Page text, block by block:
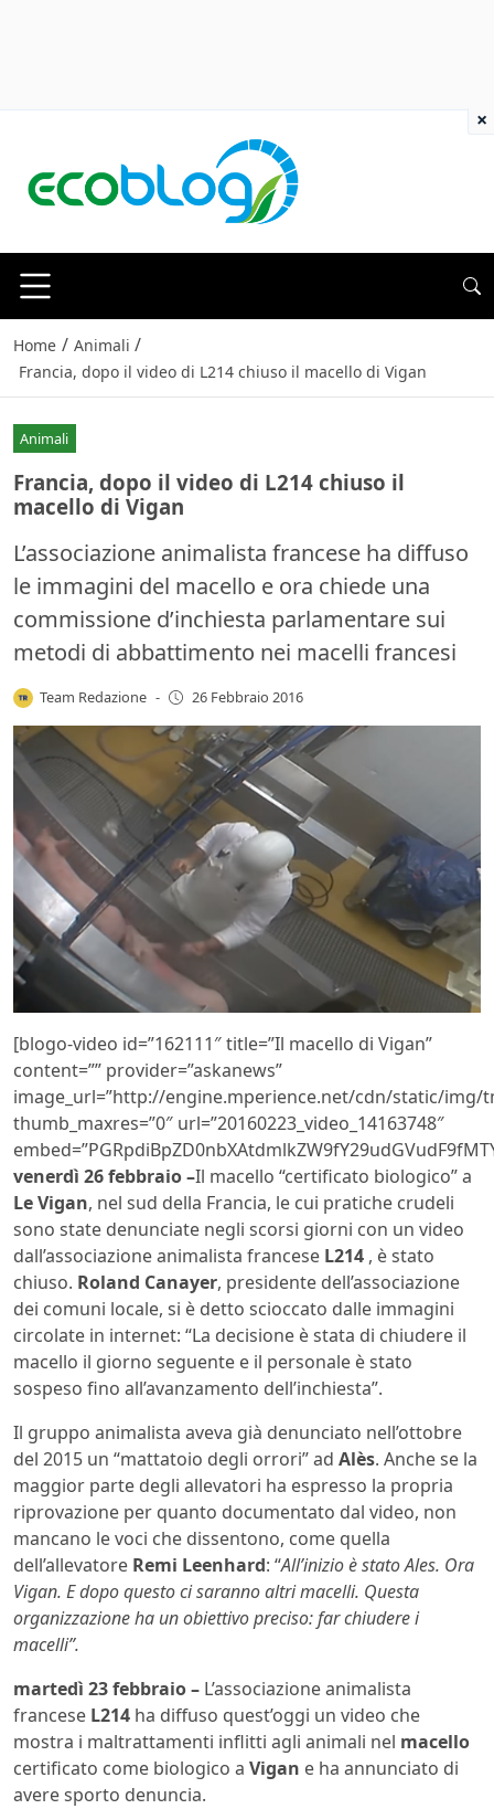
Home / Animali /
Francia, dopo il video di L214 chiuso il macello di Vigan
Animali
Francia, dopo il video di L214 chiuso il
macello di Vigan
L’associazione animalista francese ha diffuso
le immagini del macello e ora chiede una
commissione d’inchiesta parlamentare sui
metodi di abbattimento nei macelli francesi
Team Redazione - 26 Febbraio 2016
[blogo-video id=”162111″ title=”Il macello di Vigan”
content=”” provider=”askanews”
image_url=”http://engine.mperience.net/cdn/static/img/
thumb_maxres=”0″ url=”20160223_video_14163748″
venerdì 26 febbraio –Il macello “certificato biologico” a
Le Vigan, nel sud della Francia, le cui pratiche crudeli
sono state denunciate negli scorsi giorni con un video
dall’associazione animalista francese L214 , è stato
chiuso. Roland Canayer, presidente dell’associazione
dei comuni locale, si è detto scioccato dalle immagini
circolate in internet: “La decisione è stata di chiudere il
macello il giorno seguente e il personale è stato
sospeso fino all’avanzamento dell’inchiesta”.
Il gruppo animalista aveva già denunciato nell’ottobre
del 2015 un “mattatoio degli orrori” ad Alès. Anche se la
maggior parte degli allevatori ha espresso la propria
riprovazione per quanto documentato dal video, non
mancano le voci che dissentono, come quella
dell’allevatore Remi Leenhard: “All’inizio è stato Ales. Ora
Vigan. E dopo questo ci saranno altri macelli. Questa
organizzazione ha un obiettivo preciso: far chiudere i
macelli”.
martedì 23 febbraio – L’associazione animalista
francese L214 ha diffuso quest’oggi un video che
mostra i maltrattamenti inflitti agli animali nel macello
certificato come biologico a Vigan e ha annunciato di
avere sporto denuncia.
×